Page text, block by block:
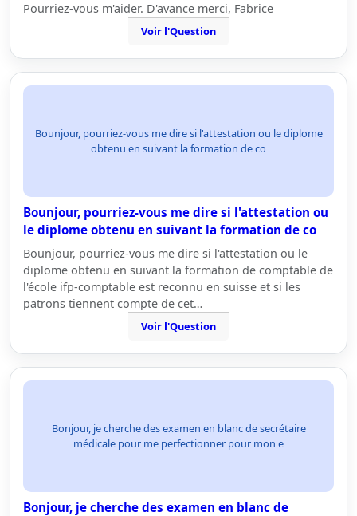
Pourriez-vous m'aider. D'avance merci, Fabrice
Voir l'Question
Bounjour, pourriez-vous me dire si l'attestation ou le diplome
obtenu en suivant la formation de co
Bounjour, pourriez-vous me dire si l'attestation ou
le diplome obtenu en suivant la formation de co
Bounjour, pourriez-vous me dire si l'attestation ou le
diplome obtenu en suivant la formation de comptable de
l'école ifp-comptable est reconnu en suisse et si les
patrons tiennent compte de cet…
Voir l'Question
Bonjour, je cherche des examen en blanc de secrétaire
médicale pour me perfectionner pour mon e
Bonjour, je cherche des examen en blanc de